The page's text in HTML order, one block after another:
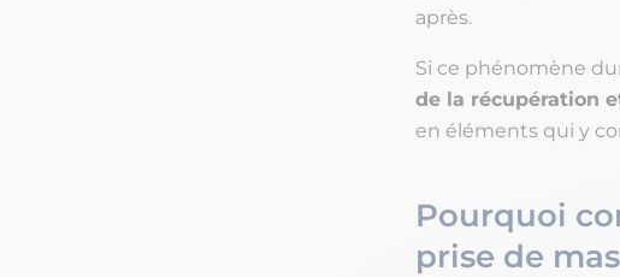
après.
Si ce phénomène
de la récupération
en éléments qui y
Pourquoi
prise de